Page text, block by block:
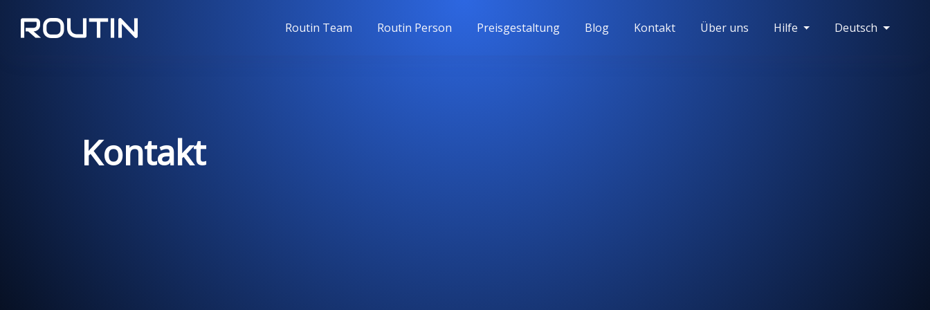
Routin Team Routin Person Preisgestaltung Blog Kontakt Über uns Hilfe Deutsch
Kontakt